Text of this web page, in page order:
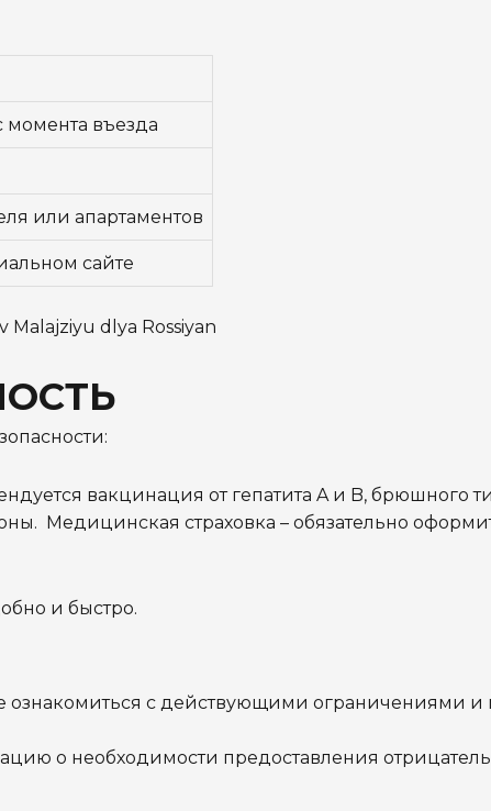
въезда
или апартаментов
сайте
вакцинация от гепатита A и B, брюшного
Медицинская страховка – обязательно
и быстро.
ознакомиться с действующими ограничениями
о необходимости предоставления